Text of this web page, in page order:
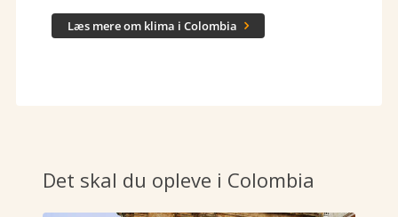
Læs mere om klima i Colombia 
Det skal du opleve i Colombia